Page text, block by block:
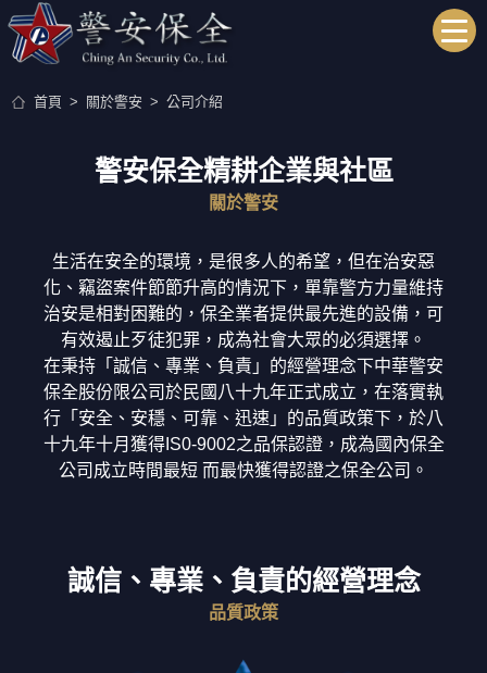
首頁 關於警安 公司介紹
警安保全精耕企業與社區
關於警安
生活在安全的環境，是很多人的希望，但在治安惡
化、竊盜案件節節升高的情況下，單靠警方力量維持
治安是相對困難的，保全業者提供最先進的設備，可
有效遏止歹徒犯罪，成為社會大眾的必須選擇。
在秉持「誠信、專業、負責」的經營理念下中華警安
保全股份限公司於民國八十九年正式成立，在落實執
行「安全、安穩、可靠、迅速」的品質政策下，於八
十九年十月獲得IS0-9002之品保認證，成為國內保全
公司成立時間最短 而最快獲得認證之保全公司。
誠信、專業、負責的經營理念
品質政策
服務項目
系統保全
保全介紹
監視系統
物業管理